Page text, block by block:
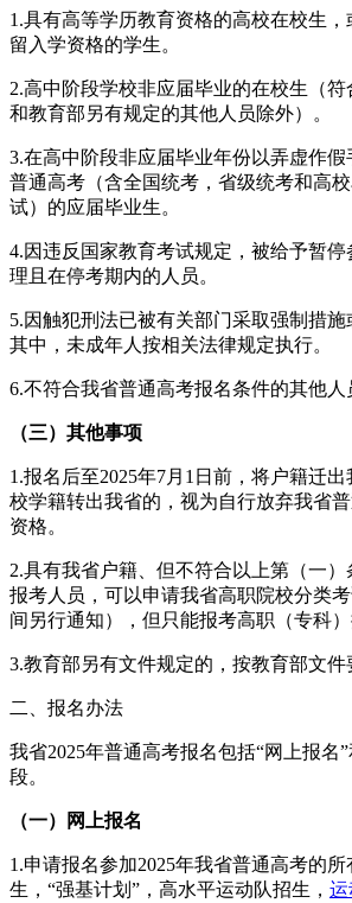
1.具有高等学历教育资格的高校在校生
留入学资格的学生。
2.高中阶段学校非应届毕业的在校生（
和教育部另有规定的其他人员除外）。
3.在高中阶段非应届毕业年份以弄虚作
普通高考（含全国统考，省级统考和高
试）的应届毕业生。
4.因违反国家教育考试规定，被给予暂
理且在停考期内的人员。
5.因触犯刑法已被有关部门采取强制措施
其中，未成年人按相关法律规定执行。
6.不符合我省普通高考报名条件的其他人
（三）其他事项
1.报名后至2025年7月1日前，将户籍迁
校学籍转出我省的，视为自行放弃我省
资格。
2.具有我省户籍、但不符合以上第（一）
报考人员，可以申请我省高职院校分类
间另行通知），但只能报考高职（专科）
3.教育部另有文件规定的，按教育部文件
二、报名办法
我省2025年普通高考报名包括“网上报名
段。
（一）网上报名
1.申请报名参加2025年我省普通高考的
生，“强基计划”，高水平运动队招生， 运